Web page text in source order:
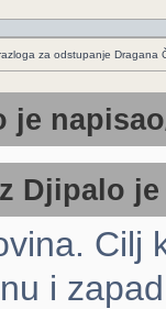
za odstupanje Dragana
je
Djipalo
Cilj
i